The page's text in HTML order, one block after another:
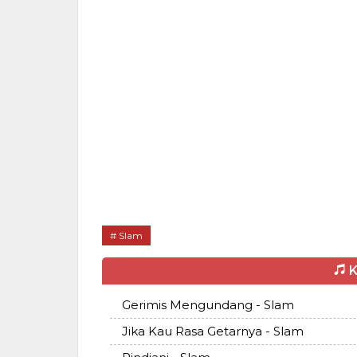
Slam
Gerimis Mengundang - Slam
Jika Kau Rasa Getarnya - Slam